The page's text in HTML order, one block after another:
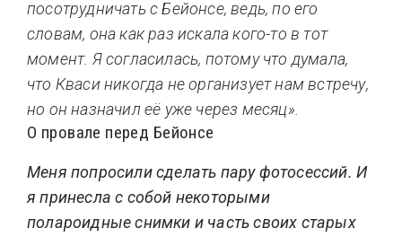
посотрудничать с Бейонсе, ведь, по его
словам, она как раз искала кого-то в тот
момент. Я согласилась, потому что думала,
что Кваси никогда не организует нам встречу,
но он назначил её уже через месяц».
О провале перед Бейонсе
Меня попросили сделать пару фотосессий. И
я принесла с собой некоторыми
полароидные снимки и часть своих старых